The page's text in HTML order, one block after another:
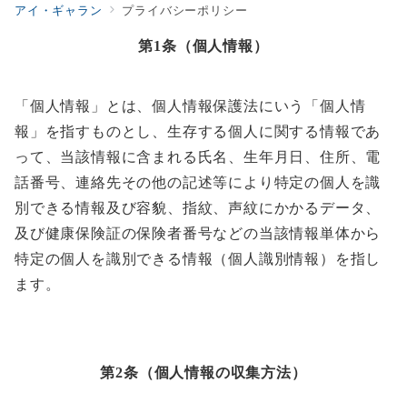
アイ・ギャラン プライバシーポリシー
第1条（個人情報）
「個人情報」とは、個人情報保護法にいう「個人情
報」を指すものとし、生存する個人に関する情報であ
って、当該情報に含まれる氏名、生年月日、住所、電
話番号、連絡先その他の記述等により特定の個人を識
別できる情報及び容貌、指紋、声紋にかかるデータ、
及び健康保険証の保険者番号などの当該情報単体から
特定の個人を識別できる情報（個人識別情報）を指し
ます。
第2条（個人情報の収集方法）